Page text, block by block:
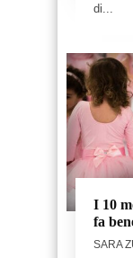
di...
I 10
fa
SARA